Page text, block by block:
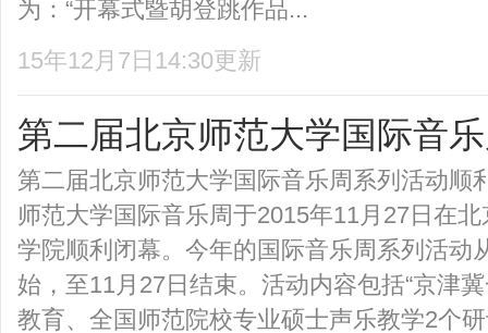
为：“开幕式暨胡登跳作品...
15年12月7日14:30更新
第二届北京师范大学国际音
第二届北京师范大学国际音乐周系列活动
师范大学国际音乐周于2015年11月27日在
学院顺利闭幕。今年的国际音乐周系列活动
始，至11月27日结束。活动内容包括“京津
教育、全国师范院校专业硕士声乐教学2个